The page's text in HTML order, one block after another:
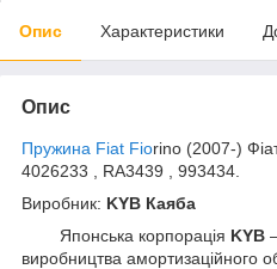
Опис Характеристики
Опис
Пружина Fiat Fiorino (2007-)
4026233 , RA3439 , 993434.
Виробник: KYB Каяба
Японська корпорація KYB
виробництва амортизаційного